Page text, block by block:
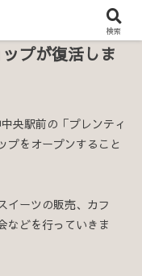
プが復活しま
央駅前の「プレンティ
プをオープンすること
イーツの販売、カフ
などを行っていきま
検索